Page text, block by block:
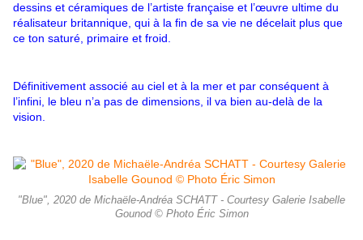
dessins et céramiques de l’artiste française et l’œuvre ultime du
réalisateur britannique, qui à la fin de sa vie ne décelait plus que
ce ton saturé, primaire et froid.
Définitivement associé au ciel et à la mer et par conséquent à
l’infini, le bleu n’a pas de dimensions, il va bien au-delà de la
vision.
"Blue", 2020 de Michaële-Andréa SCHATT - Courtesy Galerie Isabelle
Gounod © Photo Éric Simon